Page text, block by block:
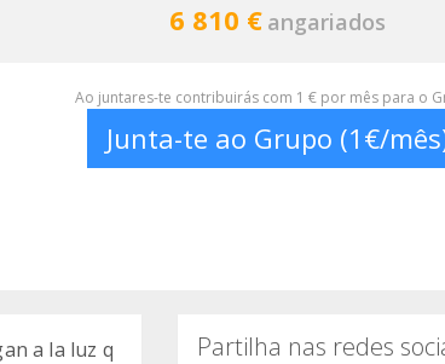
6 810 € angariados
Ao juntares-te contribuirás com 1 € por mês para o
Junta-te ao Grupo (1€/
a la luz q
Partilha nas redes